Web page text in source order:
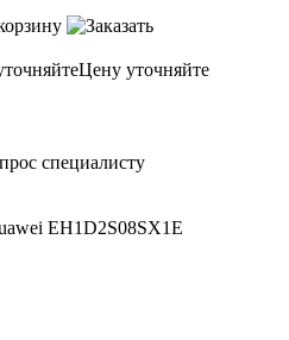
Цену уточняйте
EH1D2S08SX1E